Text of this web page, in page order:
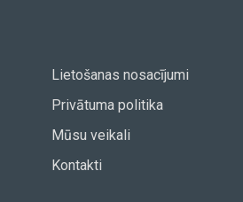
Lietošanas nosacījumi
Privātuma politika
Mūsu veikali
Kontakti